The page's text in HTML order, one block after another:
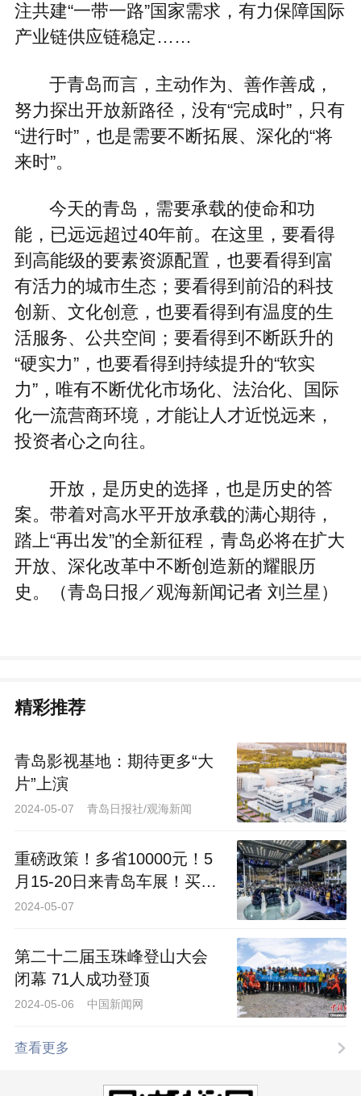
注共建“一带一路”国家需求，有力保障国际
产业链供应链稳定……
于青岛而言，主动作为、善作善成，
努力探出开放新路径，没有“完成时”，只有
“进行时”，也是需要不断拓展、深化的“将
来时”。
今天的青岛，需要承载的使命和功
能，已远远超过40年前。在这里，要看得
到高能级的要素资源配置，也要看得到富
有活力的城市生态；要看得到前沿的科技
创新、文化创意，也要看得到有温度的生
活服务、公共空间；要看得到不断跃升的
“硬实力”，也要看得到持续提升的“软实
力”，唯有不断优化市场化、法治化、国际
化一流营商环境，才能让人才近悦远来，
投资者心之向往。
开放，是历史的选择，也是历史的答
案。带着对高水平开放承载的满心期待，
踏上“再出发”的全新征程，青岛必将在扩大
开放、深化改革中不断创造新的耀眼历
史。（青岛日报／观海新闻记者 刘兰星）
精彩推荐
青岛影视基地：期待更多“大
片”上演
2024-05-07 青岛日报社/观海新闻
重磅政策！多省10000元！5
月15-20日来青岛车展！买车
正当时！
2024-05-07
第二十二届玉珠峰登山大会
闭幕 71人成功登顶
2024-05-06 中国新闻网
查看更多